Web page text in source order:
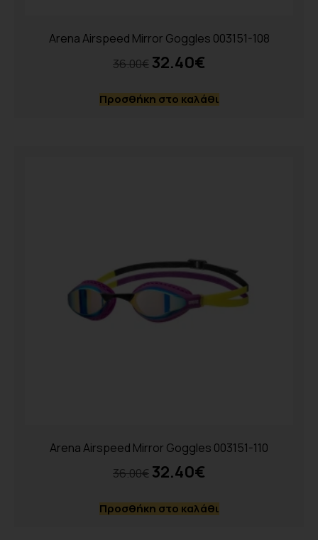
Arena Airspeed Mirror Goggles 003151-108
36.00€ 32.40€
Προσθήκη στο καλάθι
Arena Airspeed Mirror Goggles 003151-110
36.00€ 32.40€
Προσθήκη στο καλάθι